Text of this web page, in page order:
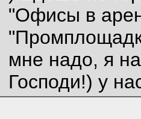
"Офисы в
мне надо, я
Господи!) у